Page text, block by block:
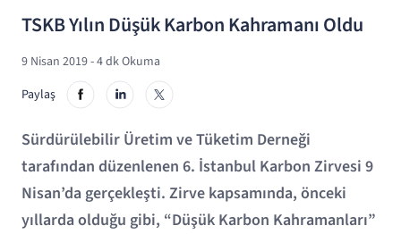
TSKB Yılın Düşük Karbon Kahramanı Oldu
9 Nisan 2019- 4 dk Okuma
Paylaş
Sürdürülebilir Üretim ve Tüketim Derneği
tarafından düzenlenen 6. İstanbul Karbon Zirvesi 9
Nisan’da gerçekleşti. Zirve kapsamında, önceki
yıllarda olduğu gibi, “Düşük Karbon Kahramanları”